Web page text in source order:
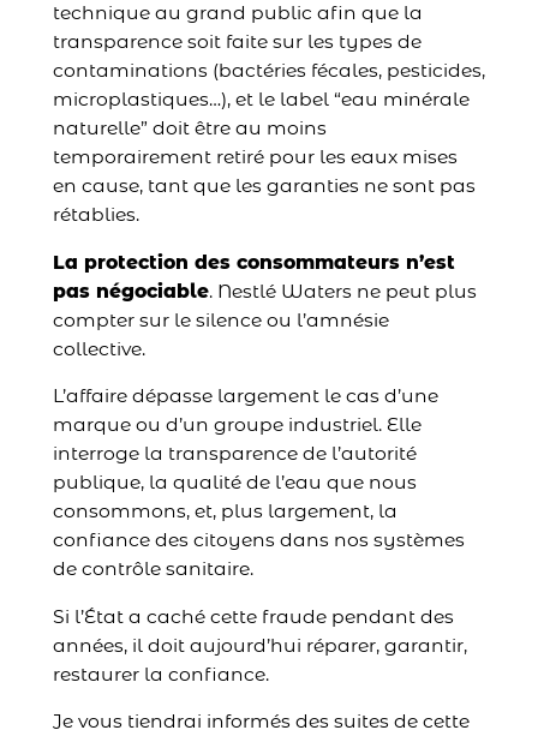
technique au grand public afin que la
transparence soit faite sur les types de
contaminations (bactéries fécales, pesticides,
microplastiques…), et le label “eau minérale
naturelle” doit être au moins
temporairement retiré pour les eaux mises
en cause, tant que les garanties ne sont pas
rétablies.
La protection des consommateurs n’est
pas négociable. Nestlé Waters ne peut plus
compter sur le silence ou l’amnésie
collective.
L’affaire dépasse largement le cas d’une
marque ou d’un groupe industriel. Elle
interroge la transparence de l’autorité
publique, la qualité de l’eau que nous
consommons, et, plus largement, la
confiance des citoyens dans nos systèmes
de contrôle sanitaire.
Si l’État a caché cette fraude pendant des
années, il doit aujourd’hui réparer, garantir,
restaurer la confiance.
Je vous tiendrai informés des suites de cette